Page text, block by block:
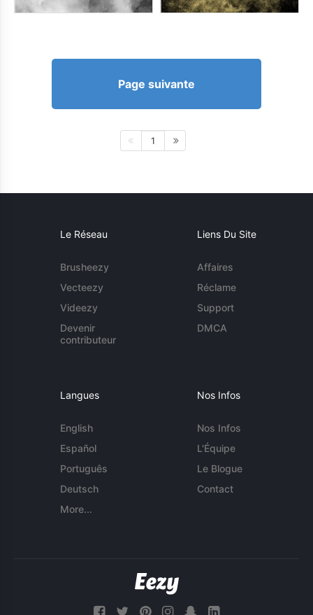
Page suivante
1
Le Réseau
Brusheezy
Vecteezy
Videezy
Devenir
contributeur
Liens Du Site
Affaires
Réclame
Support
DMCA
Langues
English
Español
Português
Deutsch
More...
Nos Infos
Nos Infos
L'Équipe
Le Blogue
Contact